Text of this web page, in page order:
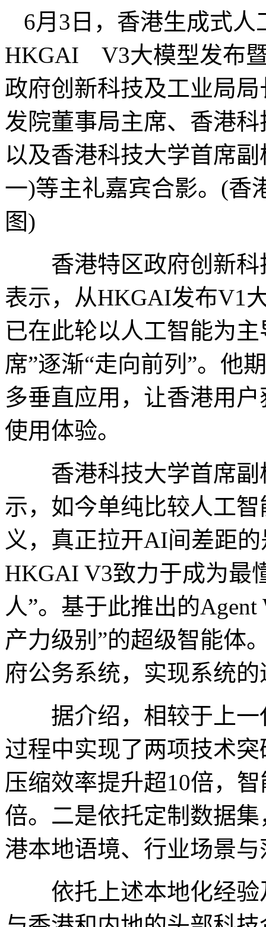
6月3日，香港生成式
HKGAI V3大模型发布
政府创新科技及工业局
发院董事局主席、香港
以及香港科技大学首席
一)等主礼嘉宾合影。(香
图)
香港特区政府创新科
表示，从HKGAI发布V1
已在此轮以人工智能为
席”逐渐“走向前列”。他
多垂直应用，让香港用
使用体验。
香港科技大学首席副
示，如今单纯比较人工
义，真正拉开AI间差距
HKGAI V3致力于成为最
人”。基于此推出的
产力级别”的超级智能体
府公务系统，实现系统
据介绍，相较于上一
过程中实现了两项技术
压缩效率提升超10倍，
倍。二是依托定制数据
港本地语境、行业场景
依托上述本地化经验